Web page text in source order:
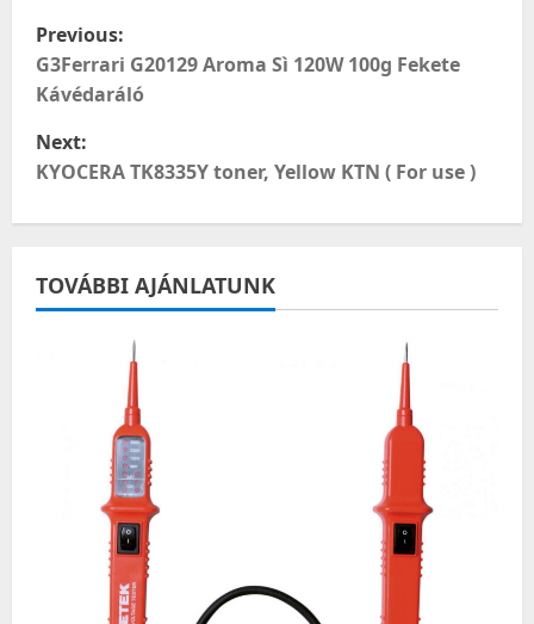
P
o
s
t
n
a
v
Previous:
G3Ferrari G20129 Aroma Sì 120W 100g Fekete
Kávédaráló
Next:
KYOCERA TK8335Y toner, Yellow KTN ( For use )
TOVÁBBI AJÁNLATUNK